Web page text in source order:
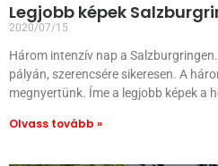
Legjobb képek
2020/07/15
Három intenzív nap a
pályán, szerencsére sikeresen. A
megnyertünk. Íme a legjobb képek a
Olvass tovább »